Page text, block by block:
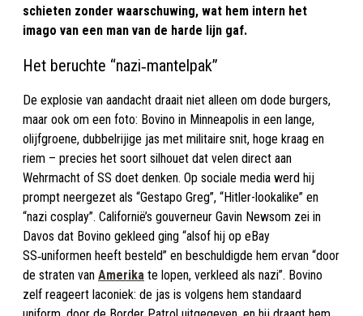
schieten zonder waarschuwing, wat hem intern het
imago van een man van de harde lijn gaf.
Het beruchte “nazi‑mantelpak”
De explosie van aandacht draait niet alleen om dode burgers,
maar ook om een foto: Bovino in Minneapolis in een lange,
olijfgroene, dubbelrijige jas met militaire snit, hoge kraag en
riem – precies het soort silhouet dat velen direct aan
Wehrmacht of SS doet denken. Op sociale media werd hij
prompt neergezet als “Gestapo Greg”, “Hitler-lookalike” en
“nazi cosplay”. Californië’s gouverneur Gavin Newsom zei in
Davos dat Bovino gekleed ging “alsof hij op eBay
SS‑uniformen heeft besteld” en beschuldigde hem ervan “door
de straten van Amerika te lopen, verkleed als nazi”. Bovino
zelf reageert laconiek: de jas is volgens hem standaard